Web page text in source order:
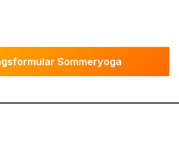
Sommeryoga